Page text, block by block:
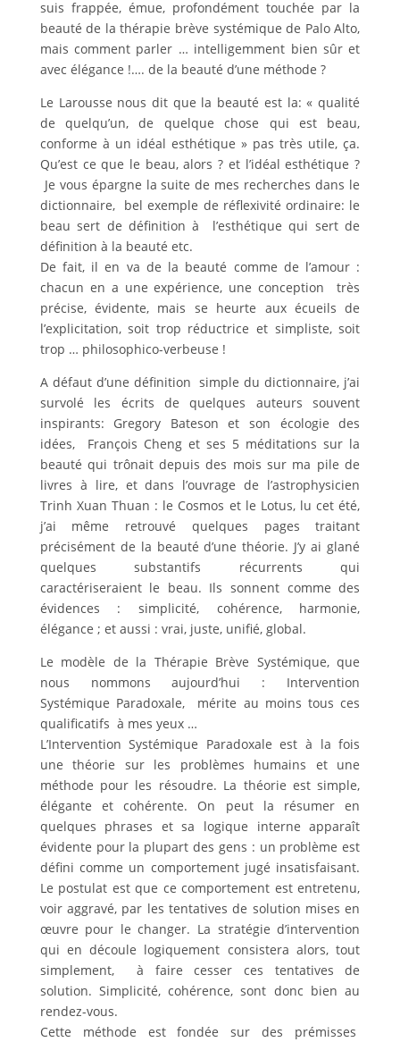
suis frappée, émue, profondément touchée par la
beauté de la thérapie brève systémique de Palo Alto,
mais comment parler … intelligemment bien sûr et
avec élégance !…. de la beauté d’une méthode ?
Le Larousse nous dit que la beauté est la: « qualité
de quelqu’un, de quelque chose qui est beau,
conforme à un idéal esthétique » pas très utile, ça.
Qu’est ce que le beau, alors ? et l’idéal esthétique ?
Je vous épargne la suite de mes recherches dans le
dictionnaire, bel exemple de réflexivité ordinaire: le
beau sert de définition à l’esthétique qui sert de
définition à la beauté etc.
De fait, il en va de la beauté comme de l’amour :
chacun en a une expérience, une conception très
précise, évidente, mais se heurte aux écueils de
l’explicitation, soit trop réductrice et simpliste, soit
trop … philosophico-verbeuse !
A défaut d’une définition simple du dictionnaire, j’ai
survolé les écrits de quelques auteurs souvent
inspirants: Gregory Bateson et son écologie des
idées, François Cheng et ses 5 méditations sur la
beauté qui trônait depuis des mois sur ma pile de
livres à lire, et dans l’ouvrage de l’astrophysicien
Trinh Xuan Thuan : le Cosmos et le Lotus, lu cet été,
j’ai même retrouvé quelques pages traitant
précisément de la beauté d’une théorie. J’y ai glané
quelques substantifs récurrents qui
caractériseraient le beau. Ils sonnent comme des
évidences : simplicité, cohérence, harmonie,
élégance ; et aussi : vrai, juste, unifié, global.
Le modèle de la Thérapie Brève Systémique, que
nous nommons aujourd’hui : Intervention
Systémique Paradoxale, mérite au moins tous ces
qualificatifs à mes yeux …
L’Intervention Systémique Paradoxale est à la fois
une théorie sur les problèmes humains et une
méthode pour les résoudre. La théorie est simple,
élégante et cohérente. On peut la résumer en
quelques phrases et sa logique interne apparaît
évidente pour la plupart des gens : un problème est
défini comme un comportement jugé insatisfaisant.
Le postulat est que ce comportement est entretenu,
voir aggravé, par les tentatives de solution mises en
œuvre pour le changer. La stratégie d’intervention
qui en découle logiquement consistera alors, tout
simplement, à faire cesser ces tentatives de
solution. Simplicité, cohérence, sont donc bien au
rendez-vous.
Cette méthode est fondée sur des prémisses